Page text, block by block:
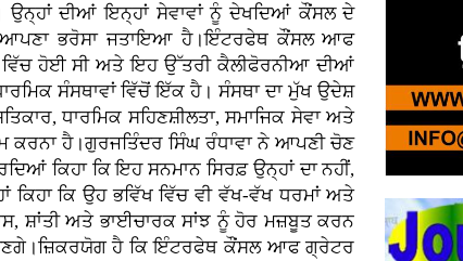
ਉਨ੍ਹਾਂ ਦੀਆਂ ਇਨ੍ਹਾਂ ਸੇਵਾਵਾਂ ਨੂੰ ਦੇਖਦਿਆਂ ਕੌਂਸਲ ਦੇ
ਆਪਣਾ ਭਰੋਸਾ ਜਤਾਇਆ ਹੈ।ਇੰਟਰਫੇਥ ਕੌਂਸਲ ਆਫ
ਵਿੱਚ ਹੋਈ ਸੀ ਅਤੇ ਇਹ ਉੱਤਰੀ ਕੈਲੀਫੋਰਨੀਆ ਦੀਆਂ
ਸੰਸਥਾਵਾਂ ਵਿੱਚੋਂ ਇੱਕ ਹੈ। ਸੰਸਥਾ ਦਾ ਮੁੱਖ ਉਦੇਸ਼
ਧਾਰਮਿਕ ਸਹਿਣਸ਼ੀਲਤਾ, ਸਮਾਜਿਕ ਸੇਵਾ ਅਤੇ
ਕਰਨਾ ਹੈ।ਗੁਰਜਤਿੰਦਰ ਸਿੰਘ ਰੰਧਾਵਾ ਨੇ ਆਪਣੀ ਚੋਣ
ਕਿਹਾ ਕਿ ਇਹ ਸਨਮਾਨ ਸਿਰਫ਼ ਉਨ੍ਹਾਂ ਦਾ ਨਹੀਂ,
ਕਿਹਾ ਕਿ ਉਹ ਭਵਿੱਖ ਵਿੱਚ ਵੀ ਵੱਖ-ਵੱਖ ਧਰਮਾਂ ਅਤੇ
ਸ਼ਾਂਤੀ ਅਤੇ ਭਾਈਚਾਰਕ ਸਾਂਝ ਨੂੰ ਹੋਰ ਮਜ਼ਬੂਤ ਕਰਨ
ਹੈ ਕਿ ਇੰਟਰਫੇਥ ਕੌਂਸਲ ਆਫ ਗ੍ਰੇਟਰ